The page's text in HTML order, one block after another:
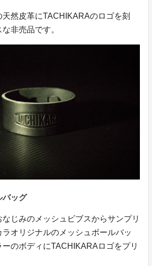
然皮革にTACHIKARAのロゴを刻
非売品です。
バッグ
じみのメッシュビブスからサンプリ
ラオリジナルのメッシュボールバッ
のボディにTACHIKARAロゴをプリ